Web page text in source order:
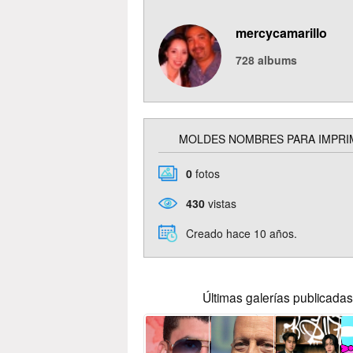
mercycamarillo
728 albums
MOLDES NOMBRES PARA
0 fotos
430 vistas
Creado hace 10 años.
Últimas galerías publicadas